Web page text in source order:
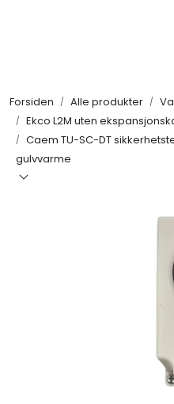
Forsiden Alle produkter
Ekco L2M uten
Caem TU-SC-DT
gulvvarme
KAMPANJER
Kontakt Oss